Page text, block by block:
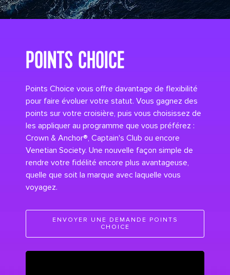
POINTS CHOICE
Points Choice vous offre davantage de flexibilité
pour faire évoluer votre statut. Vous gagnez des
points sur votre croisière, puis vous choisissez de
les appliquer au programme que vous préférez :
Crown & Anchor®, Captain's Club ou encore
Venetian Society. Une nouvelle façon simple de
rendre votre fidélité encore plus avantageuse,
quelle que soit la marque avec laquelle vous
voyagez.
ENVOYER UNE DEMANDE POINTS
CHOICE